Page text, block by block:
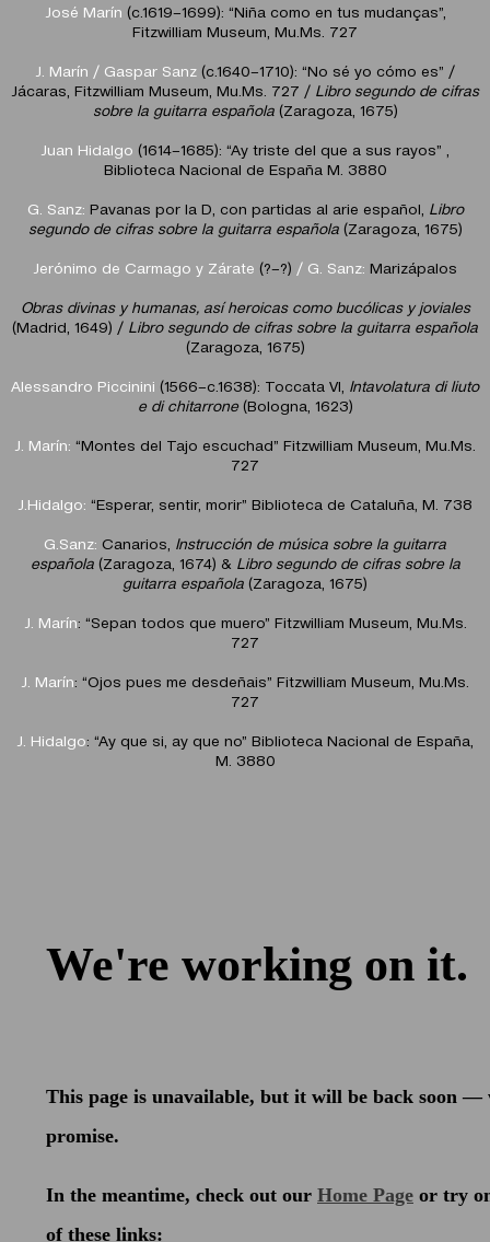
José Marín (c.1619–1699): “Niña como en tus mudanças”,
Fitzwilliam Museum, Mu.Ms. 727
J. Marín / Gaspar Sanz (c.1640–1710): “No sé yo cόmo es” /
Jácaras, Fitzwilliam Museum, Mu.Ms. 727 / Libro segundo de cifras
sobre la guitarra española (Zaragoza, 1675)
Juan Hidalgo (1614–1685): “Ay triste del que a sus rayos” ,
Biblioteca Nacional de España M. 3880
G. Sanz: Pavanas por la D, con partidas al arie español, Libro
segundo de cifras sobre la guitarra española (Zaragoza, 1675)
Jerόnimo de Carmago y Zárate (?–?) / G. Sanz: Marizápalos
Obras divinas y humanas, así heroicas como bucólicas y joviales
(Madrid, 1649) / Libro segundo de cifras sobre la guitarra española
(Zaragoza, 1675)
Alessandro Piccinini (1566–c.1638): Toccata VI, Intavolatura di liuto
e di chitarrone(Bologna, 1623)
J. Marín: “Montes del Tajo escuchad” Fitzwilliam Museum, Mu.Ms.
727
J.Hidalgo: “Esperar, sentir, morir” Biblioteca de Cataluña, M. 738
G.Sanz: Canarios, Instrucciόn de música sobre la guitarra
española(Zaragoza, 1674) & Libro segundo de cifras sobre la
guitarra española (Zaragoza, 1675)
J. Marín: “Sepan todos que muero” Fitzwilliam Museum, Mu.Ms.
727
J. Marín: “Ojos pues me desdeñais” Fitzwilliam Museum, Mu.Ms.
727
J. Hidalgo: “Ay que si, ay que no” Biblioteca Nacional de España,
M. 3880